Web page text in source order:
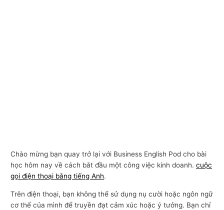
Chào mừng bạn quay trở lại với Business English Pod cho bài
học hôm nay về cách bắt đầu một công việc kinh doanh.cuộc
gọi điện thoại bằng tiếng Anh.
Trên điện thoại, bạn không thể sử dụng nụ cười hoặc ngôn ngữ
cơ thể của mình để truyền đạt cảm xúc hoặc ý tưởng. Bạn chỉ